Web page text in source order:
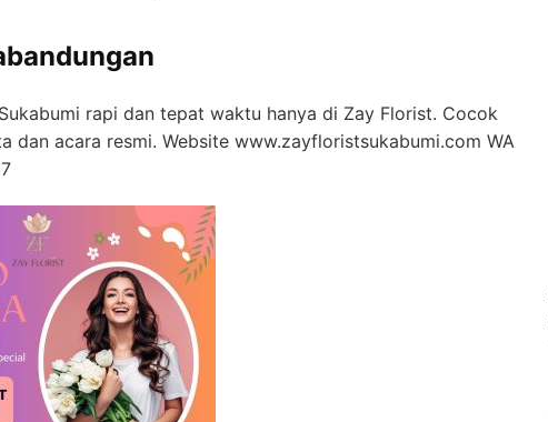
rapi dan tepat waktu hanya di Zay Florist. Cocok
dan acara resmi. Website www.zayfloristsukabumi.com WA